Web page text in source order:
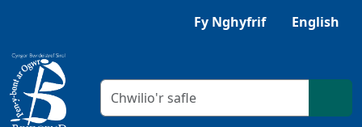
Fy Nghyfrif English
Meini prawf chwilio